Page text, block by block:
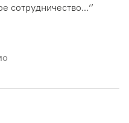
сотрудничество...‘’